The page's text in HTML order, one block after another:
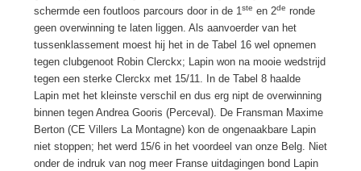
schermde een foutloos parcours door in de 1ste en 2de ronde
geen overwinning te laten liggen. Als aanvoerder van het
tussenklassement moest hij het in de Tabel 16 wel opnemen
tegen clubgenoot Robin Clerckx; Lapin won na mooie wedstrijd
tegen een sterke Clerckx met 15/11. In de Tabel 8 haalde
Lapin met het kleinste verschil en dus erg nipt de overwinning
binnen tegen Andrea Gooris (Perceval). De Fransman Maxime
Berton (CE Villers La Montagne) kon de ongenaakbare Lapin
niet stoppen; het werd 15/6 in het voordeel van onze Belg. Niet
onder de indruk van nog meer Franse uitdagingen bond Lapin